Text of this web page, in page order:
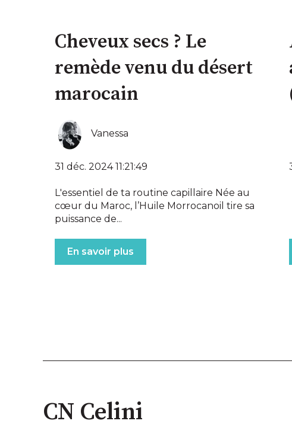
Cheveux secs ? Le
remède venu du désert
marocain
Vanessa
31 déc. 2024 11:21:49
L'essentiel de ta routine capillaire Née au
cœur du Maroc, l’Huile Morrocanoil tire sa
puissance de...
En savoir plus
CN Celini